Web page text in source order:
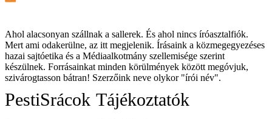
Ahol alacsonyan szállnak a sallerek. És ahol nincs íróasztalfiók.
Mert ami odakerülne, az itt megjelenik. Írásaink a közmegegyezéses
hazai sajtóetika és a Médiaalkotmány szellemisége szerint
készülnek. Forrásainkat minden körülmények között megóvjuk,
szivárogtasson bátran! Szerzőink neve olykor "írói név".
PestiSrácok Tájékoztatók